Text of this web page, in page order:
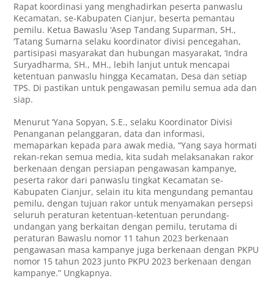
Rapat koordinasi yang menghadirkan peserta panwaslu
Kecamatan, se-Kabupaten Cianjur, beserta pemantau
pemilu. Ketua Bawaslu ‘Asep Tandang Suparman, SH.,
‘Tatang Sumarna selaku koordinator divisi pencegahan,
partisipasi masyarakat dan hubungan masyarakat, ‘Indra
Suryadharma, SH., MH., lebih lanjut untuk mencapai
ketentuan panwaslu hingga Kecamatan, Desa dan setiap
TPS. Di pastikan untuk pengawasan pemilu semua ada dan
siap.
Menurut ‘Yana Sopyan, S.E., selaku Koordinator Divisi
Penanganan pelanggaran, data dan informasi,
memaparkan kepada para awak media, “Yang saya hormati
rekan-rekan semua media, kita sudah melaksanakan rakor
berkenaan dengan persiapan pengawasan kampanye,
peserta rakor dari panwaslu tingkat Kecamatan se-
Kabupaten Cianjur, selain itu kita mengundang pemantau
pemilu, dengan tujuan rakor untuk menyamakan persepsi
seluruh peraturan ketentuan-ketentuan perundang-
undangan yang berkaitan dengan pemilu, terutama di
peraturan Bawaslu nomor 11 tahun 2023 berkenaan
pengawasan masa kampanye juga berkenaan dengan PKPU
nomor 15 tahun 2023 junto PKPU 2023 berkenaan dengan
kampanye.” Ungkapnya.